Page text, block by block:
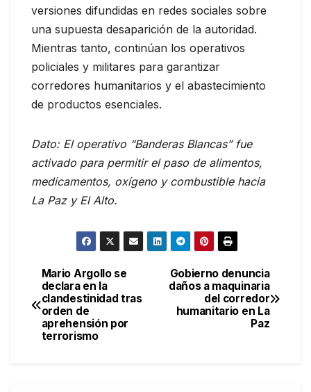
versiones difundidas en redes sociales sobre
una supuesta desaparición de la autoridad.
Mientras tanto, continúan los operativos
policiales y militares para garantizar
corredores humanitarios y el abastecimiento
de productos esenciales.
Dato: El operativo “Banderas Blancas” fue
activado para permitir el paso de alimentos,
medicamentos, oxígeno y combustible hacia
La Paz y El Alto.
Navegación
de
entradas
Gobierno denuncia
daños a maquinaria
del corredor
humanitario en La
Paz
Mario Argollo se
declara en la
clandestinidad tras
orden de
aprehensión por
terrorismo